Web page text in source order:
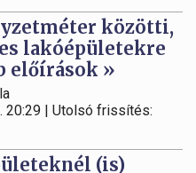
közötti,
lakóépületekre
előírások »
20:29 | Utolsó frissítés:
(is)